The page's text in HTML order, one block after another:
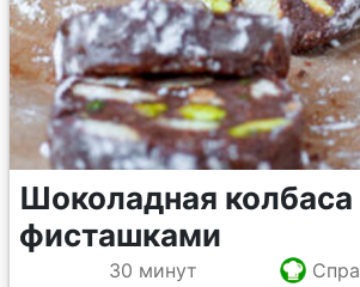
Шоколадная
фисташками
30 минут